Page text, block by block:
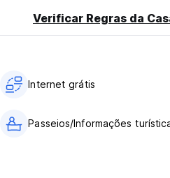
Verificar Regras da
Internet grátis
Passeios/Informações